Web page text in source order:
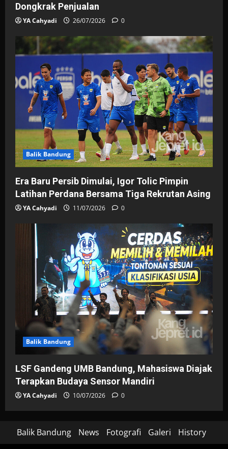
Dongkrak Penjualan
YA Cahyadi 26/07/2026 0
Balik Bandung
Era Baru Persib Dimulai, Igor Tolic Pimpin
Latihan Perdana Bersama Tiga Rekrutan Asing
YA Cahyadi 11/07/2026 0
Balik Bandung
LSF Gandeng UMB Bandung, Mahasiswa Diajak
Terapkan Budaya Sensor Mandiri
YA Cahyadi 10/07/2026 0
Balik Bandung News Fotografi Galeri History